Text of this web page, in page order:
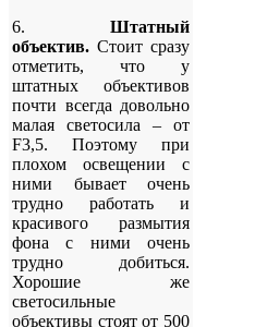
6. Штатный
объектив. Стоит сразу
отметить, что у
штатных объективов
почти всегда довольно
малая светосила – от
F3,5. Поэтому при
плохом освещении с
ними бывает очень
трудно работать и
красивого размытия
фона с ними очень
трудно добиться.
Хорошие же
светосильные
объективы стоят от 500